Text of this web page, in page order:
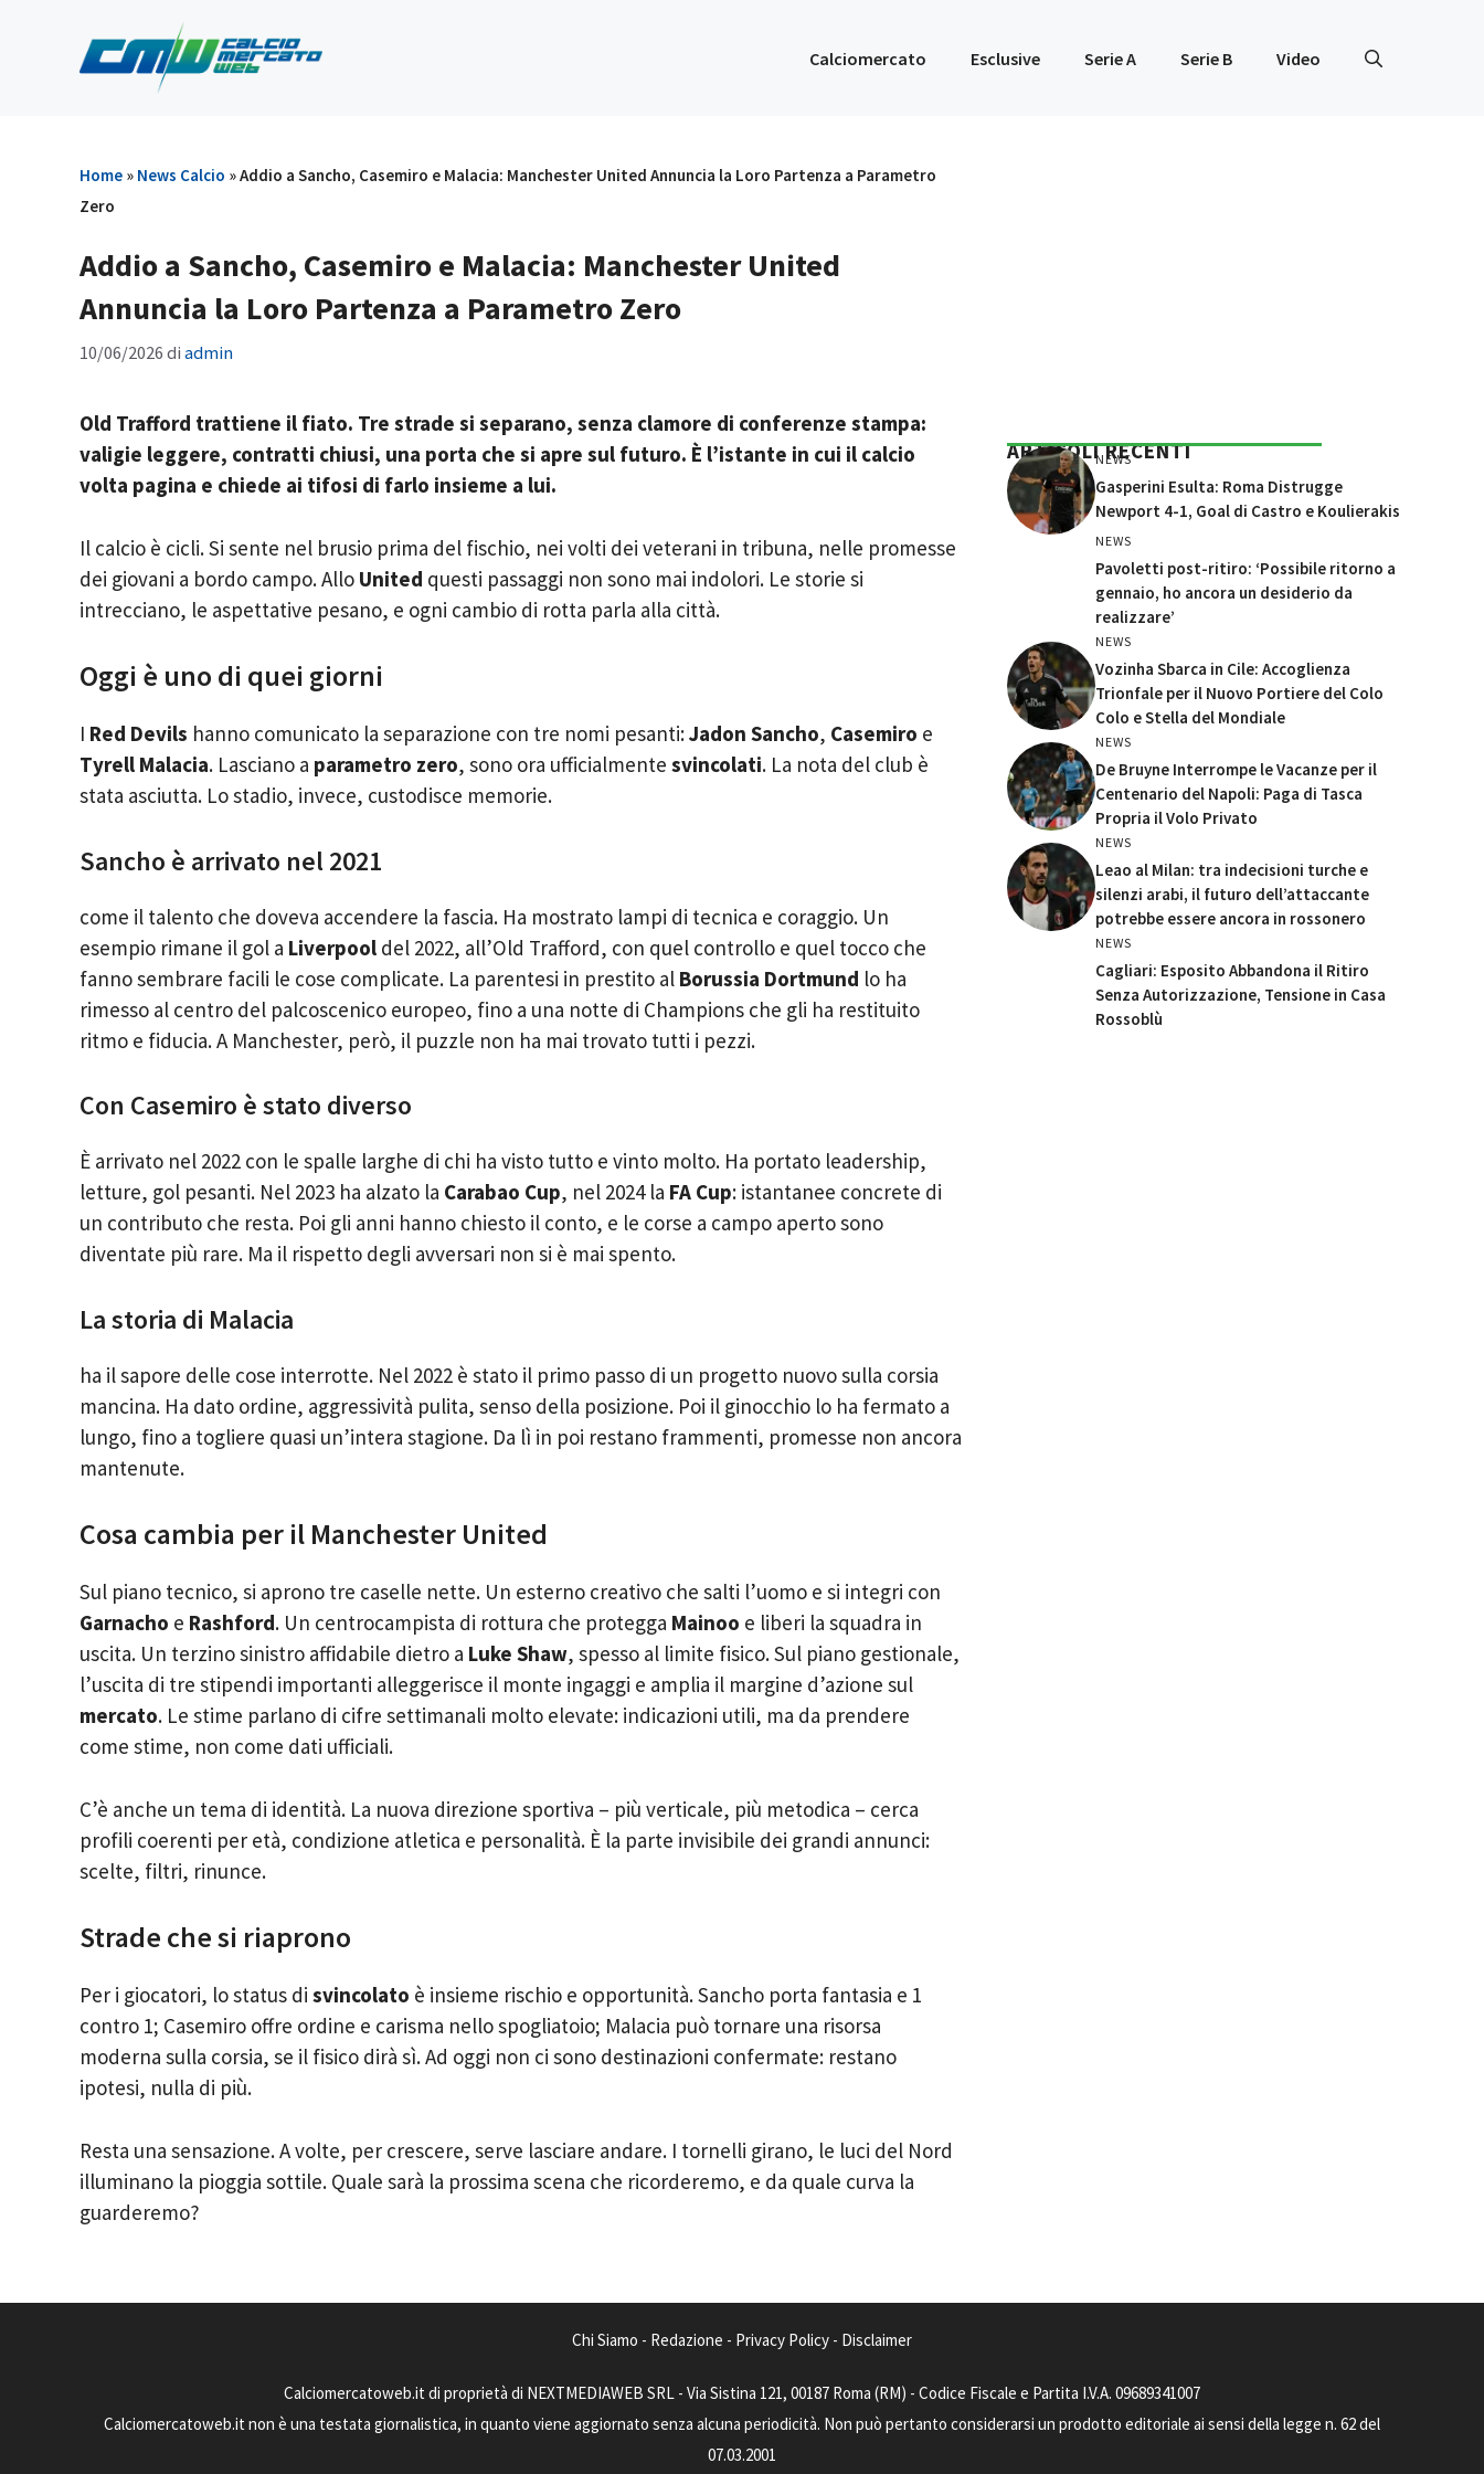
contenuto
Calciomercato Esclusive Serie A Serie B Video
Home » News Calcio »Addio a Sancho, Casemiro e Malacia: Manchester United Annuncia la Loro Partenza a Parametro
Zero
Addio a Sancho, Casemiro e Malacia: Manchester United
Annuncia la Loro Partenza a Parametro Zero
10/06/2026 di admin
Old Trafford trattiene il fiato. Tre strade si separano, senza clamore di conferenze stampa:
valigie leggere, contratti chiusi, una porta che si apre sul futuro. È l’istante in cui il calcio
volta pagina e chiede ai tifosi di farlo insieme a lui.
Il calcio è cicli. Si sente nel brusio prima del fischio, nei volti dei veterani in tribuna, nelle promesse
dei giovani a bordo campo. Allo United questi passaggi non sono mai indolori. Le storie si
intrecciano, le aspettative pesano, e ogni cambio di rotta parla alla città.
Oggi è uno di quei giorni
I Red Devils hanno comunicato la separazione con tre nomi pesanti:Jadon Sancho, Casemiro e
Tyrell Malacia. Lasciano a parametro zero, sono ora ufficialmente svincolati. La nota del club è
stata asciutta. Lo stadio, invece, custodisce memorie.
Sancho è arrivato nel 2021
come il talento che doveva accendere la fascia. Ha mostrato lampi di tecnica e coraggio. Un
esempio rimane il gol a Liverpool del 2022, all’Old Trafford, con quel controllo e quel tocco che
fanno sembrare facili le cose complicate. La parentesi in prestito al Borussia Dortmund lo ha
rimesso al centro del palcoscenico europeo, fino a una notte di Champions che gli ha restituito
ritmo e fiducia. A Manchester, però, il puzzle non ha mai trovato tutti i pezzi.
Con Casemiro è stato diverso
È arrivato nel 2022 con le spalle larghe di chi ha visto tutto e vinto molto. Ha portato leadership,
letture, gol pesanti. Nel 2023 ha alzato la Carabao Cup, nel 2024 la FA Cup: istantanee concrete di
un contributo che resta. Poi gli anni hanno chiesto il conto, e le corse a campo aperto sono
diventate più rare. Ma il rispetto degli avversari non si è mai spento.
La storia di Malacia
ha il sapore delle cose interrotte. Nel 2022 è stato il primo passo di un progetto nuovo sulla corsia
mancina. Ha dato ordine, aggressività pulita, senso della posizione. Poi il ginocchio lo ha fermato a
lungo, fino a togliere quasi un’intera stagione. Da lì in poi restano frammenti, promesse non ancora
mantenute.
Cosa cambia per il Manchester United
Sul piano tecnico, si aprono tre caselle nette. Un esterno creativo che salti l’uomo e si integri con
Garnacho e Rashford. Un centrocampista di rottura che protegga Mainoo e liberi la squadra in
uscita. Un terzino sinistro affidabile dietro a Luke Shaw, spesso al limite fisico. Sul piano gestionale,
l’uscita di tre stipendi importanti alleggerisce il monte ingaggi e amplia il margine d’azione sul
mercato. Le stime parlano di cifre settimanali molto elevate: indicazioni utili, ma da prendere
come stime, non come dati ufficiali.
C’è anche un tema di identità. La nuova direzione sportiva – più verticale, più metodica – cerca
profili coerenti per età, condizione atletica e personalità. È la parte invisibile dei grandi annunci:
scelte, filtri, rinunce.
Strade che si riaprono
Per i giocatori, lo status di svincolato è insieme rischio e opportunità. Sancho porta fantasia e 1
contro 1; Casemiro offre ordine e carisma nello spogliatoio; Malacia può tornare una risorsa
moderna sulla corsia, se il fisico dirà sì. Ad oggi non ci sono destinazioni confermate: restano
ipotesi, nulla di più.
Resta una sensazione. A volte, per crescere, serve lasciare andare. I tornelli girano, le luci del Nord
illuminano la pioggia sottile. Quale sarà la prossima scena che ricorderemo, e da quale curva la
guarderemo?
ARTICOLI RECENTI
NEWS
Gasperini Esulta: Roma Distrugge
Newport 4-1, Goal di Castro e Koulierakis
NEWS
Pavoletti post-ritiro: ‘Possibile ritorno a
gennaio, ho ancora un desiderio da
realizzare’
NEWS
Vozinha Sbarca in Cile: Accoglienza
Trionfale per il Nuovo Portiere del Colo
Colo e Stella del Mondiale
NEWS
De Bruyne Interrompe le Vacanze per il
Centenario del Napoli: Paga di Tasca
Propria il Volo Privato
NEWS
Leao al Milan: tra indecisioni turche e
silenzi arabi, il futuro dell’attaccante
potrebbe essere ancora in rossonero
NEWS
Cagliari: Esposito Abbandona il Ritiro
Senza Autorizzazione, Tensione in Casa
Rossoblù
Chi Siamo - Redazione - Privacy Policy - Disclaimer
Calciomercatoweb.it di proprietà di NEXTMEDIAWEB SRL - Via Sistina 121, 00187 Roma (RM) - Codice Fiscale e Partita I.V.A. 09689341007
Calciomercatoweb.it non è una testata giornalistica, in quanto viene aggiornato senza alcuna periodicità. Non può pertanto considerarsi un prodotto editoriale ai sensi della legge n. 62 del
07.03.2001